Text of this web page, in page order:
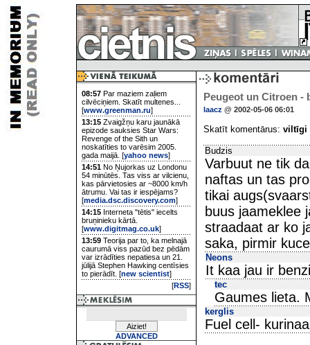
08:57 Par maziem zaļiem
cilvēciņiem. Skatīt multenes...
[www.greenman.ru]
13:15 Zvaigžņu karu jaunākā
epizode sauksies Star Wars:
Revenge of the Sith un
noskatīties to varēsim 2005.
gada maijā. [yahoo news]
14:51 No Ņujorkas uz Londonu
54 minūtēs. Tas viss ar vilcienu,
kas pārvietosies ar ~8000 km/h
ātrumu. Vai tas ir iespējams?
[media.dsc.discovery.com]
14:15 Interneta "tētis" iecelts
bruņinieku kārtā.
[www.digitmag.co.uk]
13:59 Teorija par to, ka melnajā
caurumā viss pazūd bez pēdām
var izrādīties nepatiesa un 21.
jūlijā Stephen Hawking centīsies
to pierādīt. [new scientist]
[RSS]
ADVANCED
Peugeot un Citroen -
laacz @ 2002-05-06 06:01
Skatīt komentārus: viltīgi
Budzis
Varbuut ne tik
naftas un tas
tikai
buus jaameklee
straadaat ar ko
saka, pirmir
Neons
It kaa jau ir
tec
Gaumes lieta.
kerglis
Fuel cell-